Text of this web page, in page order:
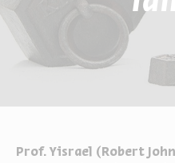
Prof. Yisrael (Robert